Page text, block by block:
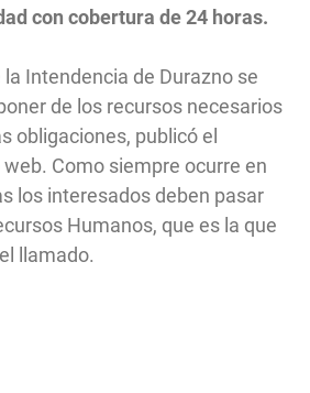
con cobertura de 24 horas.
Intendencia de Durazno se
de los recursos necesarios
obligaciones, publicó el
Como siempre ocurre en
los interesados deben pasar
Humanos, que es la que
llamado.